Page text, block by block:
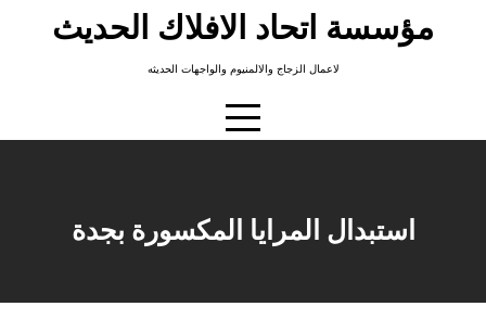
مؤسسة اتحاد الافلاك الحديث
لاعمال الزجاج والالمنيوم والواجهات الحديثه
استبدال المرايا المكسورة بجدة